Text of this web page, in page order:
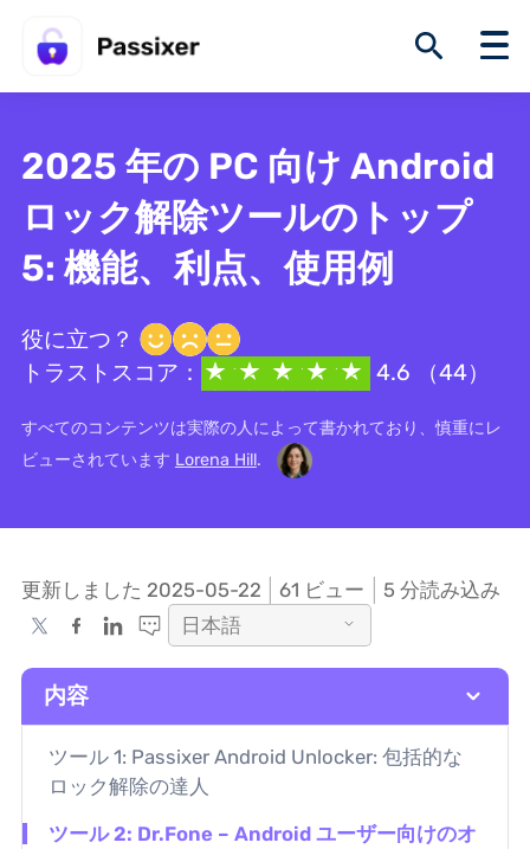
2025 年の PC 向け Android
ロック解除ツールのトップ
5: 機能、利点、使用例
役に立つ？
トラストスコア：
4.6 （44）
すべてのコンテンツは実際の人によって書かれており、慎重にレ
ビューされています Lorena Hill.
更新しました 2025-05-22 61 ビュー
5 分読み込み
日本語
内容
ツール 1: Passixer Android Unlocker: 包括的な
ロック解除の達人
ツール 2: Dr.Fone – Android ユーザー向けのオ